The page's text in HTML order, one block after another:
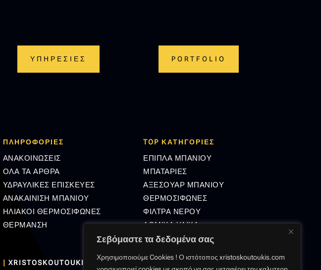
Σεβόμαστε τα δεδομένα σας
Χρησιμοποιούμε Cookies ! Ο ιστότοπος xristoskoutoukis.com
ΥΠΗΡΕΣΙΕΣ PORTFOLIO
ΠΛΗΡΟΦΟΡΊΕΣ
ΑΝΑΚΟΙΝΩΣΕΙΣ
ΟΛΑ ΤΑ ΑΡΘΡΑ
ΥΔΡΑΥΛΙΚΕΣ ΕΠΙΣΚΕΥΕΣ
ΑΝΑΚΑΙΝΙΣΗ ΜΠΑΝΙΟΥ
ΗΛΙΑΚΟΙ ΘΕΡΜΟΣΙΦΩΝΕΣ
ΘΕΡΜΑΝΣΗ
TOP ΚΑΤΗΓΟΡΙΕΣ
ΕΠΙΠΛΑ ΜΠΑΝΙΟΥ
ΜΠΑΤΑΡΙΕΣ
ΑΞΕΣΟΥΑΡ ΜΠΑΝΙΟΥ
ΘΕΡΜΟΣΙΦΩΝΕΣ
ΦΙΛΤΡΑ ΝΕΡΟΥ
ΔΟΜΙΚΑ ΥΛΙΚΑ
XRISTOSKOUTOUKIS@GMAIL.COM